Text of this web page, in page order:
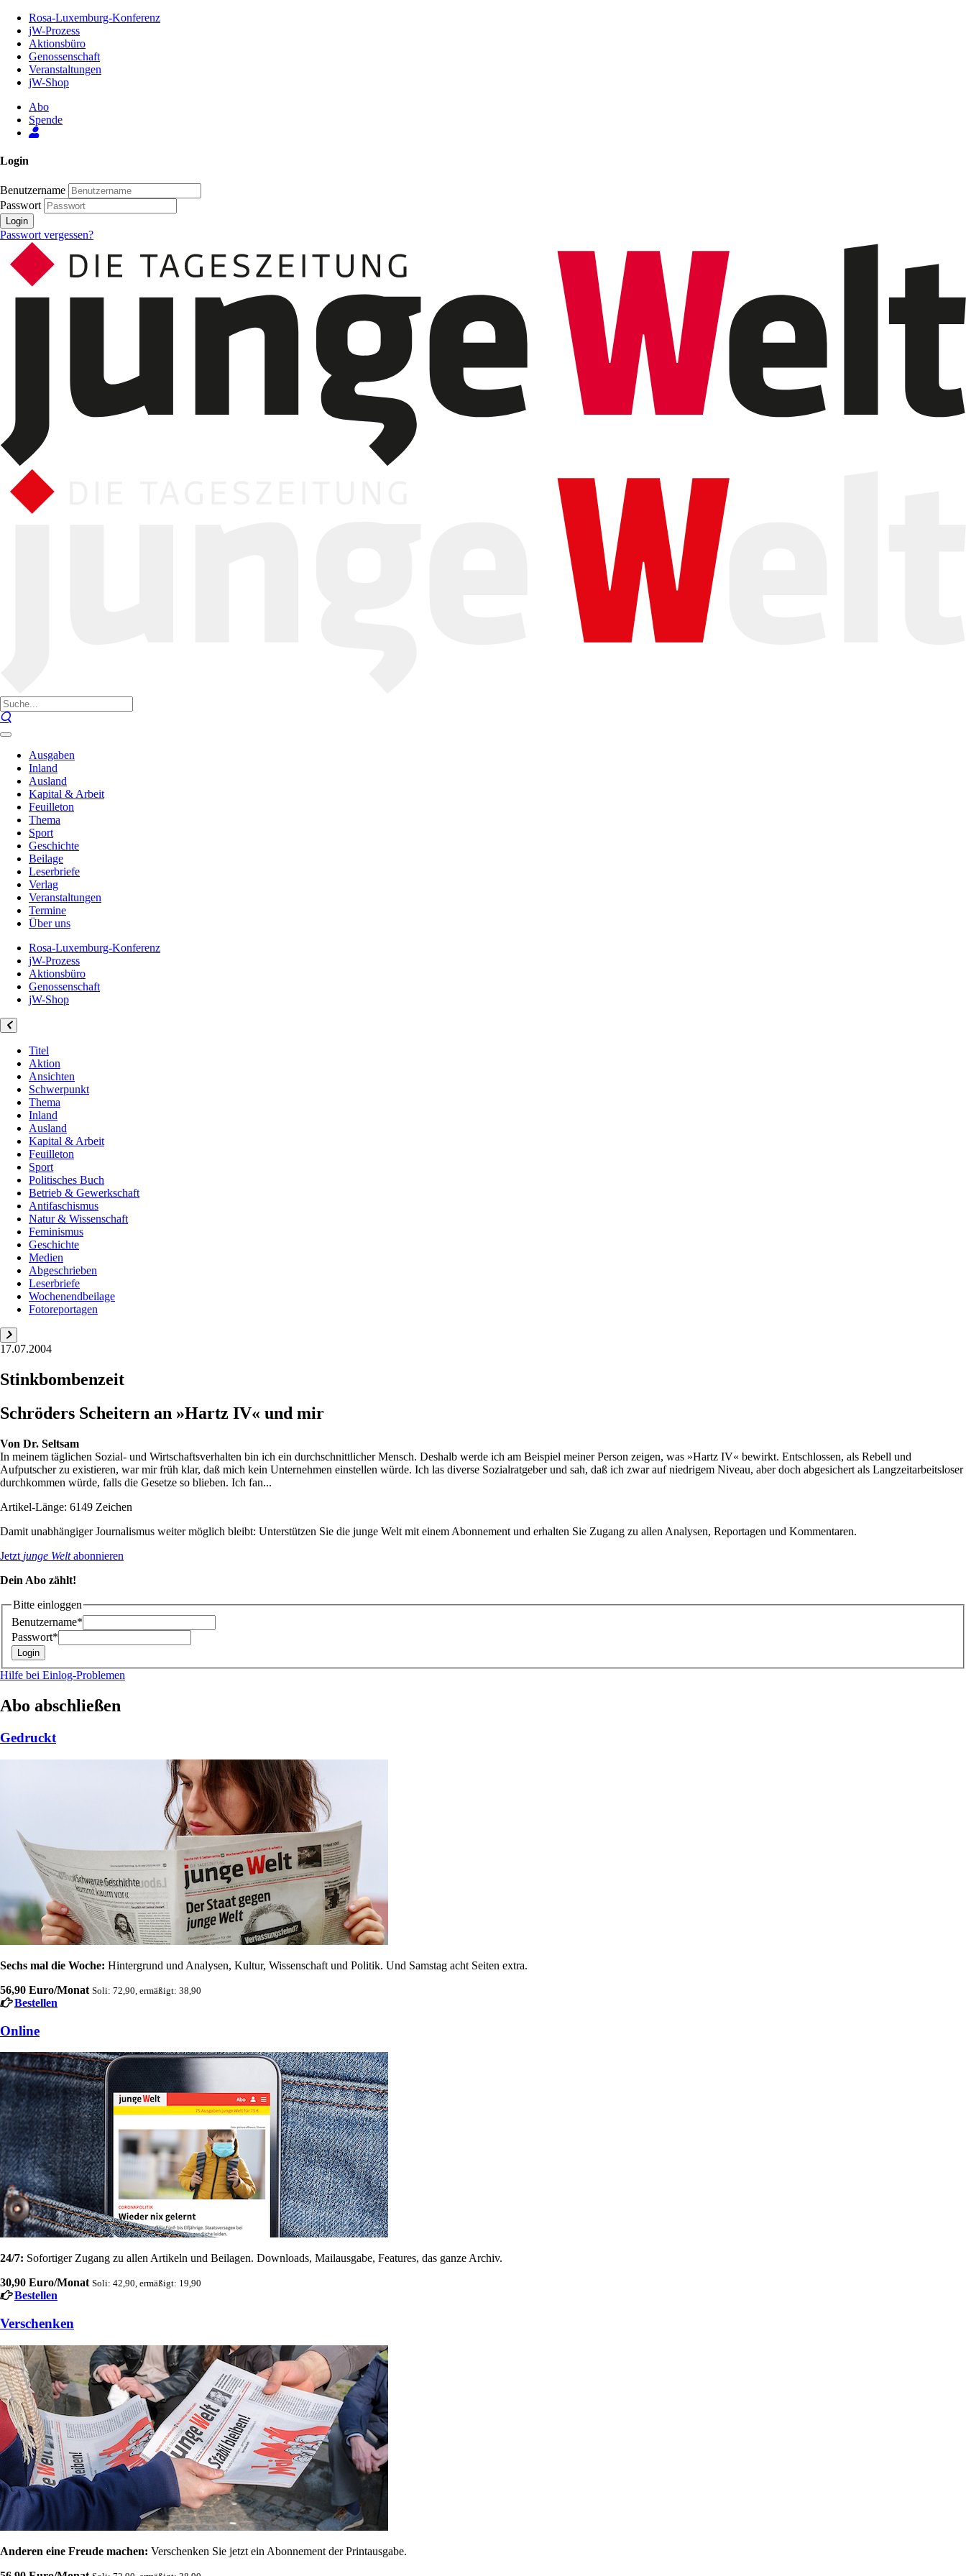
Inhalt
Seite
Rosa-Luxemburg-Konferenz
jW-Prozess
Aktionsbüro
Genossenschaft
Veranstaltungen
jW-Shop
Abo
Spende
Login
Benutzername
Passwort
Login
Passwort vergessen?
Ausgaben
Inland
Ausland
Kapital & Arbeit
Feuilleton
Thema
Sport
Geschichte
Beilage
Leserbriefe
Verlag
Veranstaltungen
Termine
Über uns
Rosa-Luxemburg-Konferenz
jW-Prozess
Aktionsbüro
Genossenschaft
jW-Shop
Titel
Aktion
Ansichten
Schwerpunkt
Thema
Inland
Ausland
Kapital & Arbeit
Feuilleton
Sport
Politisches Buch
Betrieb & Gewerkschaft
Antifaschismus
Natur & Wissenschaft
Feminismus
Geschichte
Medien
Abgeschrieben
Leserbriefe
Wochenendbeilage
Fotoreportagen
17.07.2004
Stinkbombenzeit
Schröders Scheitern an »Hartz IV« und mir
Von Dr. Seltsam
In meinem täglichen Sozial- und Wirtschaftsverhalten bin ich ein durchschnittlicher Mensch. Deshalb werde ich am Beispiel meiner Person zeigen, was »Hartz IV« bewirkt. Entschlossen, als Rebell und
Aufputscher zu existieren, war mir früh klar, daß mich kein Unternehmen einstellen würde. Ich las diverse Sozialratgeber und sah, daß ich zwar auf niedrigem Niveau, aber doch abgesichert als Langzeitarbeitsloser
durchkommen würde, falls die Gesetze so blieben. Ich fan...
Artikel-Länge: 6149 Zeichen
Damit unabhängiger Journalismus weiter möglich bleibt: Unterstützen Sie die junge Welt mit einem Abonnement und erhalten Sie Zugang zu allen Analysen, Reportagen und Kommentaren.
Jetzt junge Weltabonnieren
Dein Abo zählt!
Bitte einloggen
Benutzername*
Passwort*
Hilfe bei Einlog-Problemen
Abo abschließen
Gedruckt
Sechs mal die Woche: Hintergrund und Analysen, Kultur, Wissenschaft und Politik. Und Samstag acht Seiten extra.
56,90 Euro/Monat Soli: 72,90, ermäßigt: 38,90
Bestellen
Online
24/7: Sofortiger Zugang zu allen Artikeln und Beilagen. Downloads, Mailausgabe, Features, das ganze Archiv.
30,90 Euro/Monat Soli: 42,90, ermäßigt: 19,90
Bestellen
Verschenken
Anderen eine Freude machen: Verschenken Sie jetzt ein Abonnement der Printausgabe.